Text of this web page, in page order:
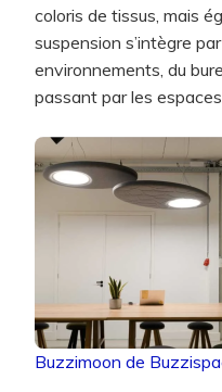
coloris de tissus, mais
suspension s’intègre
environnements, du
passant par les espaces
Buzzimoon de